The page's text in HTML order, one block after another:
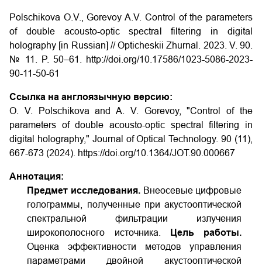
Polschikova O.V., Gorevoy A.V. Control of the parameters
of double acousto-optic spectral filtering in digital
holography [in Russian] // Opticheskii Zhurnal. 2023. V. 90.
№ 11. P. 50–61. http://doi.org/10.17586/1023-5086-2023-
90-11-50-61
Ссылка на англоязычную версию:
O. V. Polschikova and A. V. Gorevoy, "Control of the
parameters of double acousto-optic spectral filtering in
digital holography," Journal of Optical Technology. 90 (11),
667-673 (2024). https://doi.org/10.1364/JOT.90.000667
Аннотация:
Предмет исследования. Внеосевые цифровые
голограммы, полученные при акустооптической
спектральной фильтрации излучения
широкополосного источника.
Цель работы.
Оценка эффективности методов управления
параметрами двойной акустооптической